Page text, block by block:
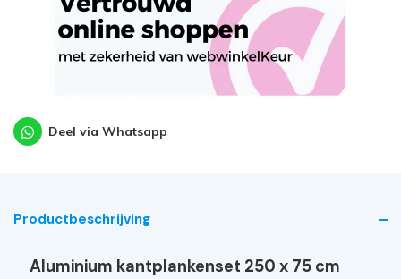
Deel via Whatsapp
Productbeschrijving
Aluminium kantplankenset 250 x 75 cm